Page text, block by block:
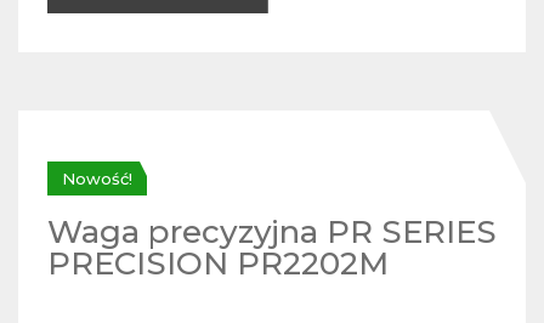
Nowość!
Waga precyzyjna PR SERIES
PRECISION PR2202M